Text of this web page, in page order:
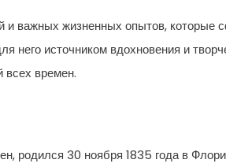
важных жизненных опытов, которые
него источником вдохновения и
всех времен.
родился 30 ноября 1835 года в